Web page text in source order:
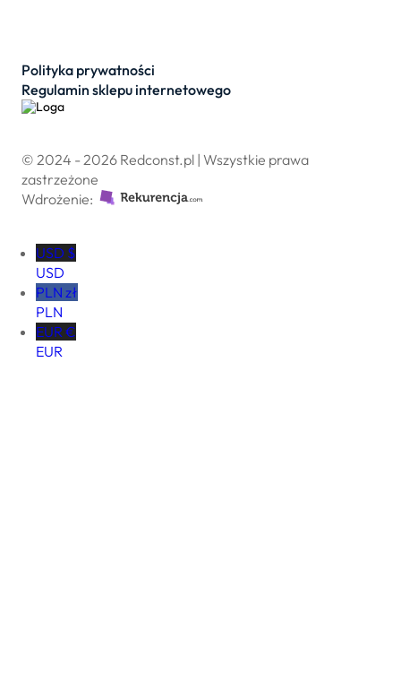
Polityka prywatności
Regulamin sklepu internetowego
© 2024 - 2026 Redconst.pl | Wszystkie prawa
zastrzeżone
Wdrożenie:
USD $
USD
PLN zł
PLN
EUR €
EUR